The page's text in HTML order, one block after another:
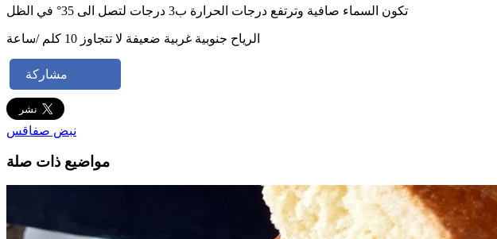
تكون السماء صافية وترتفع درجات الحرارة ب3 درجات لتصل الى 35° في الظل
الرياح جنوبية غربية ضعيفة لا تتجاوز 10 كلم /ساعة
مشاركة
نبض صفاقس
مواضيع ذات صلة